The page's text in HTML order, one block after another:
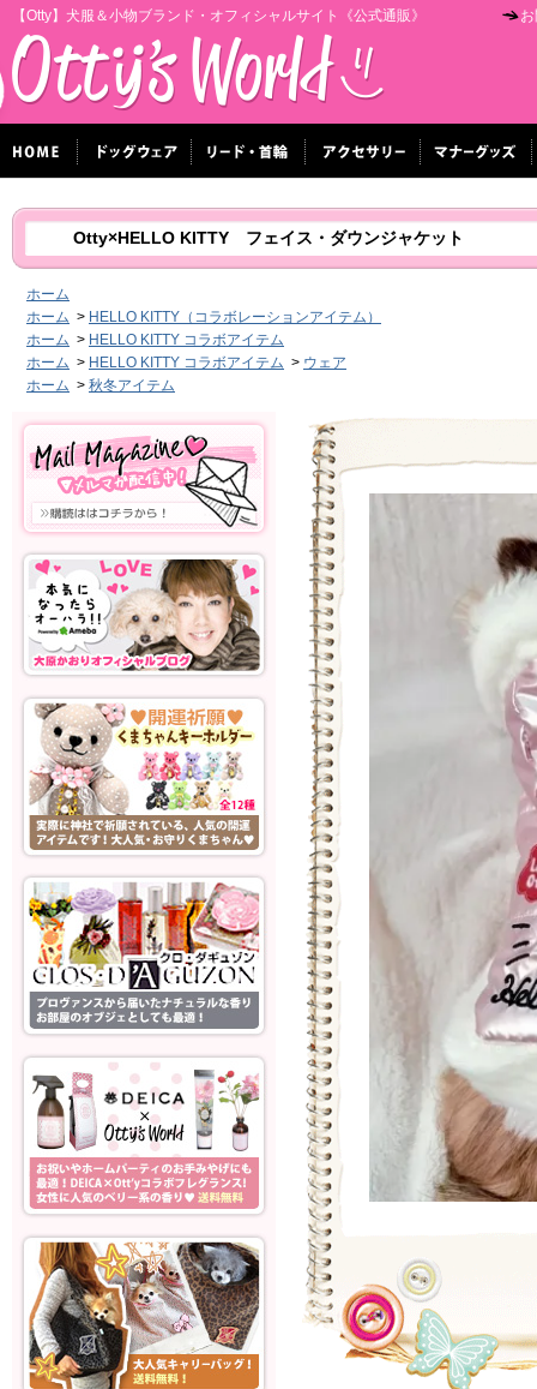
【Otty】犬服＆小物ブランド・オフィシャルサイト《公式通販》
Otty×HELLO KITTY フェイス・ダウンジャケット
ホーム
ホーム > HELLO KITTY（コラボレーションアイテム）
ホーム > HELLO KITTY コラボアイテム
ホーム > HELLO KITTY コラボアイテム > ウェア
ホーム > 秋冬アイテム